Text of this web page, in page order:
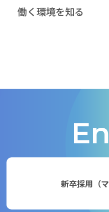
働く環境を知る
新卒採用（